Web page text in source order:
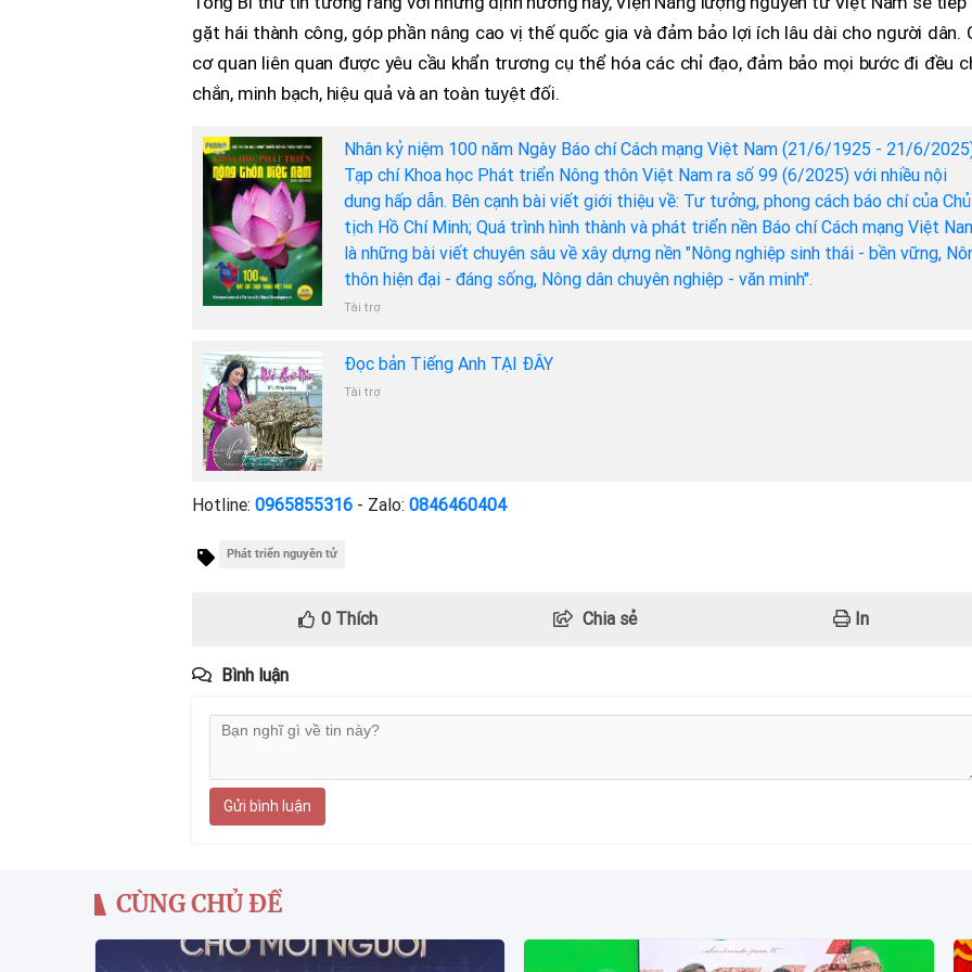
gặt hái thành công, góp phần nâng cao vị thế quốc gia và đảm bảo lợi ích lâu dài cho người dân.
cơ quan liên quan được yêu cầu khẩn trương cụ thể hóa các chỉ đạo, đảm bảo mọi bước đi đều
chắn, minh bạch, hiệu quả và an toàn tuyệt đối.
Nhân kỷ niệm 100 năm Ngày Báo chí Cách mạng Việt Nam (21/6/1925 - 21/6/
Tạp chí Khoa học Phát triển Nông thôn Việt Nam ra số 99 (6/2025) với nhiều nội
dung hấp dẫn. Bên cạnh bài viết giới thiệu về: Tư tưởng, phong cách báo chí của Chủ
tịch Hồ Chí Minh; Quá trình hình thành và phát triển nền Báo chí Cách mạng Việt
là những bài viết chuyên sâu về xây dựng nền "Nông nghiệp sinh thái - bền vững,
thôn hiện đại - đáng sống, Nông dân chuyên nghiệp - văn minh".
Tài trợ
Đọc bản Tiếng Anh TẠI ĐÂY
Tài trợ
Hotline: 0965855316 - Zalo: 0846460404
Phát triển nguyên tử
0Thích Chia sẻ In
Bình luận
Gửi bình luận
CÙNG CHỦ ĐỀ